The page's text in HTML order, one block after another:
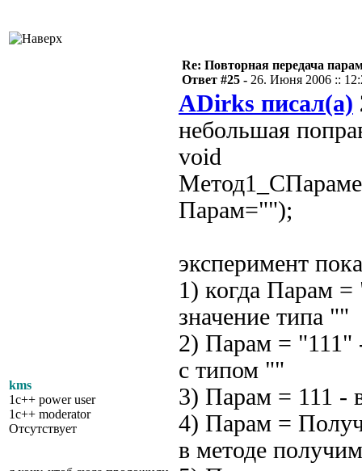
kms
1c++ power user
1c++ moderator
Отсутствует
Re: Повторная передача
Ответ #25 - 26. Июня 2006 ::
ADirks писал(а)
небольшая
void
Парам="");
эксперимент
1) когда Парам
значение типа ""
2) Парам = "111"
с типом ""
3) Парам = 111 -
4) Парам =
в методе